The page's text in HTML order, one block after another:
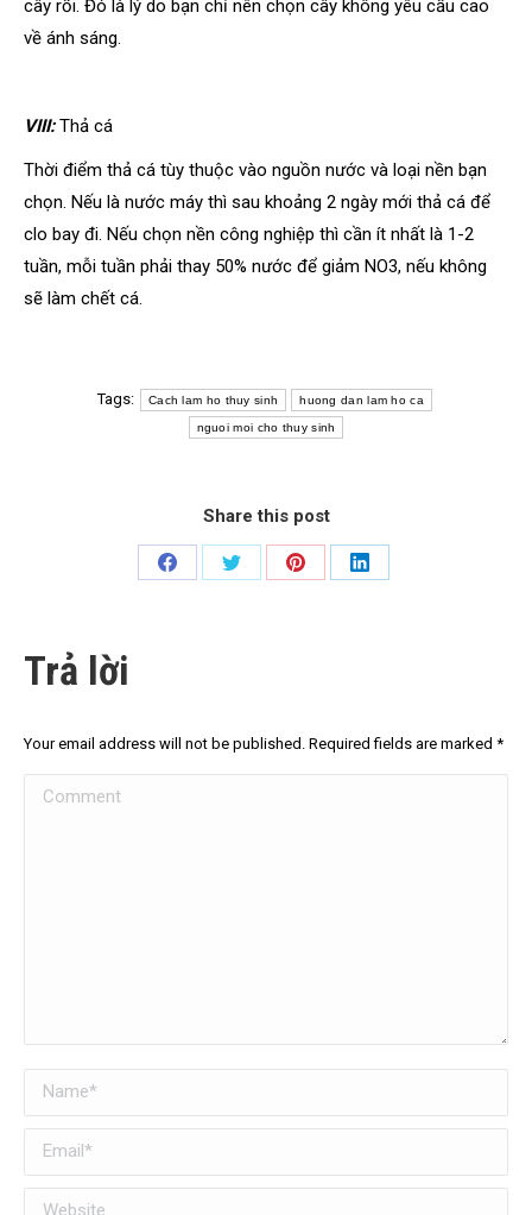
cây rồi. Đó là lý do bạn chỉ nên chọn cây không yêu cầu cao
về ánh sáng.
VIII:Thả cá
Thời điểm thả cá tùy thuộc vào nguồn nước và loại nền bạn
chọn. Nếu là nước máy thì sau khoảng 2 ngày mới thả cá để
clo bay đi. Nếu chọn nền công nghiệp thì cần ít nhất là 1-2
tuần, mỗi tuần phải thay 50% nước để giảm NO3, nếu không
sẽ làm chết cá.
Tags: Cach lam ho thuy sinh huong dan lam ho ca
nguoi moi cho thuy sinh
Share this post
Share
Share
Share
Share
Trả lời
Your email address will not be published. Required fields are marked *
Comment
Name *
Email *
Website